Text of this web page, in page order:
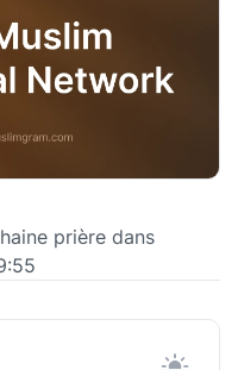
prière dans